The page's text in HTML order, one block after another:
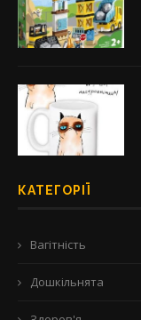
КАТЕГОРІЇ
Вагітність
Дошкільнята